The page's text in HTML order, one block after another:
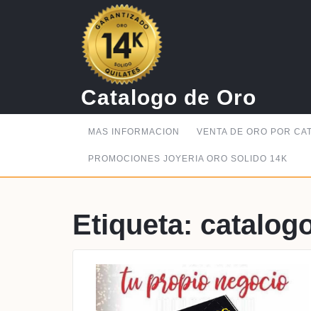
Catalogo de Oro
MAS INFORMACION VENTA DE ORO POR
PROMOCIONES JOYERIA ORO SOLIDO 14K
Etiqueta: